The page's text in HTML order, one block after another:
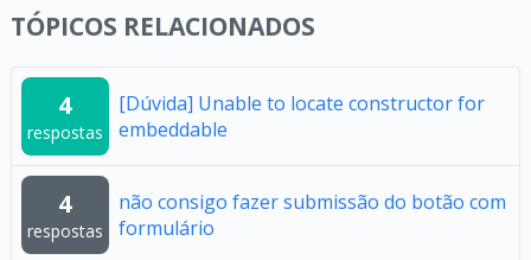
TÓPICOS RELACIONADOS
4
respostas
[Dúvida] Unable to locate constructor for
embeddable
4
respostas
não consigo fazer submissão do botão com
formulário